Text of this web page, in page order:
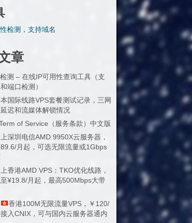
检测，支持域名
章
测 – 在线IP可用性查询工具（支
端口检测）
国际线路VPS套餐测试记录，三网
迟和流媒体解锁情况
of Service（服务条款）中文版
深圳电信AMD 9950X云服务器，
月起，可选无限流量或1Gbps
香港AMD VPS：TKO优化线路，
¥19.8/月起，最高500Mbps大带
香港100M无限流量VPS，￥120/
入CNIX，可与国内云服务器通内